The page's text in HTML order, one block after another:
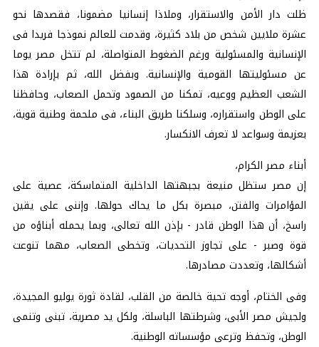
ظلت دار الأمن والاستقرار، وملاذا إنسانيا مضمونا، فقصدها نحو
عشرة ملايين شخص من بلاد كثيرة، وقدمت للعالم نموذجا فريدا فى
الإنسانية والمسئولية ورغم الضغوط المتواصلة، لم تتخل مصر يوما
عن مسئوليتها القومية والإنسانية. وبفضل الله، ثم بإرادة هذا
الشعب العظيم ووعيه، تمكنا من الصمود وتحمل الصعاب، وحافظنا
على الوطن واستقراره، وسلكنا طريق البناء، فى ملحمة وطنية قوية،
بعزيمة وسواعد لا تعرف الانكسار.
أبناء مصر الكرام،
إن مصر ستظل منيعة بجبهتها الداخلية المتماسكة، عصية على
المؤامرات والفتن، مبصرة بكل ما يحاك حولها. وإننى على يقين
راسخ، أن هذا الوطن قادر - بإذن الله تعالى، وبما يحمله أبناؤه من
قوة وصبر - على تجاوز التحديات، وتخطى الصعاب، مهما تنوعت
أشكالها، وتعددت مصادرها.
وفى الختام، أوجه تحية خالصة من القلب، لقادة ثورة يوليو المجيدة،
ولجيش مصر الأبى، وشرطتها الباسلة، ولكل يد مصرية، تبنى وتنمى
الوطن، وتحفظ وترعى مؤسساته الوطنية.